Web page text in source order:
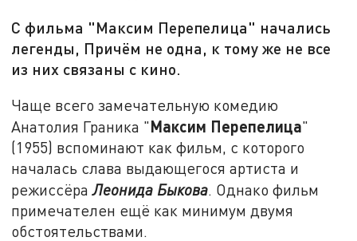
С фильма "Максим Перепелица" начались
легенды, Причём не одна, к тому же не все
из них связаны с кино.
Чаще всего замечательную комедию
Анатолия Граника "Максим Перепелица"
(1955) вспоминают как фильм, с которого
началась слава выдающегося артиста и
режиссёраЛеонида Быкова. Однако фильм
примечателен ещё как минимум двумя
обстоятельствами.